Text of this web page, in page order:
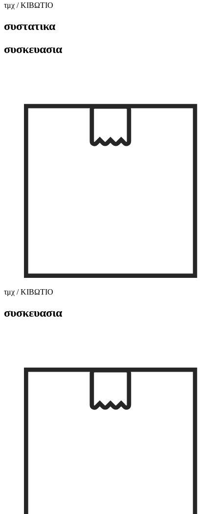
τμχ / ΚΙΒΩΤΙΟ
συστατικα
συσκευασια
τμχ / ΚΙΒΩΤΙΟ
συσκευασια